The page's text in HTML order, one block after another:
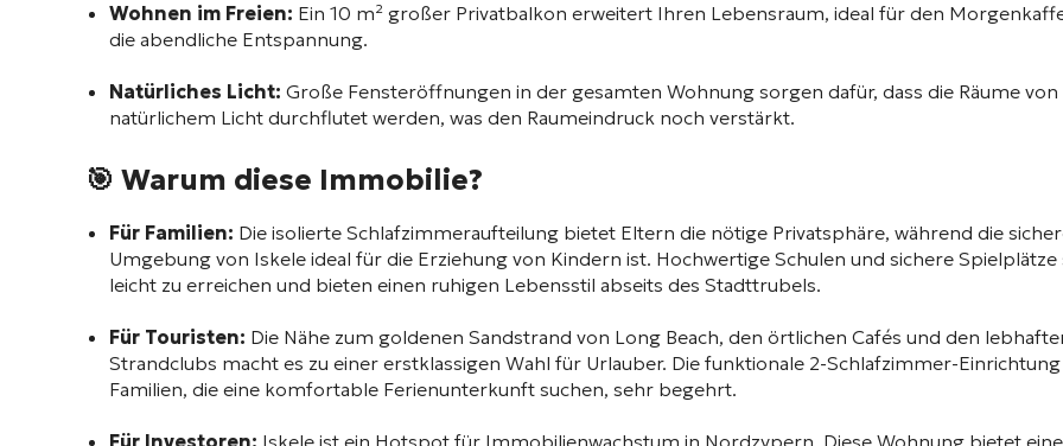
Wohnen im Freien: Ein 10 m² großer Privatbalkon erweitert Ihren Lebensraum, ideal für den
die abendliche Entspannung.
Natürliches Licht: Große Fensteröffnungen in der gesamten Wohnung sorgen dafür, dass die Räume von
natürlichem Licht durchflutet werden, was den Raumeindruck noch verstärkt.
🎯 Warum diese Immobilie?
Für Familien: Die isolierte Schlafzimmeraufteilung bietet Eltern die nötige Privatsphäre, während die
Umgebung von Iskele ideal für die Erziehung von Kindern ist. Hochwertige Schulen und sichere Spielplätze
leicht zu erreichen und bieten einen ruhigen Lebensstil abseits des Stadttrubels.
Für Touristen: Die Nähe zum goldenen Sandstrand von Long Beach, den örtlichen Cafés und den
Strandclubs macht es zu einer erstklassigen Wahl für Urlauber. Die funktionale 2-Schlafzimmer-
Familien, die eine komfortable Ferienunterkunft suchen, sehr begehrt.
Für Investoren: Iskele ist ein Hotspot für Immobilienwachstum in Nordzypern. Diese Wohnung bietet